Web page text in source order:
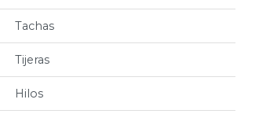
Tachas
Tijeras
Hilos